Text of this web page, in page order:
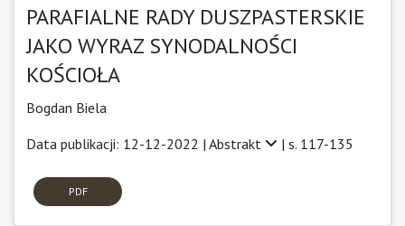
PARAFIALNE RADY DUSZPASTERSKIE
JAKO WYRAZ SYNODALNOŚCI
KOŚCIOŁA
Bogdan Biela
Data publikacji: 12-12-2022 | Abstrakt | s. 117-135
PDF